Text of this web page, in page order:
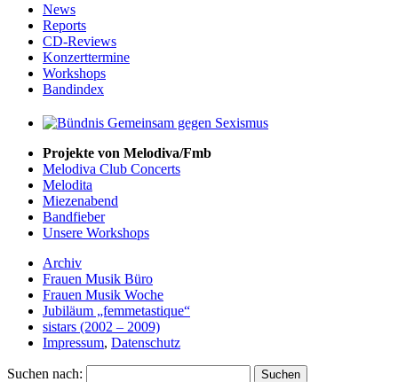
News
Reports
CD-Reviews
Konzerttermine
Workshops
Bandindex
Projekte von Melodiva/Fmb
Melodiva Club Concerts
Melodita
Miezenabend
Bandfieber
Unsere Workshops
Archiv
Frauen Musik Büro
Frauen Musik Woche
Jubiläum „femmetastique“
sistars (2002 – 2009)
Impressum, Datenschutz
Suchen nach: